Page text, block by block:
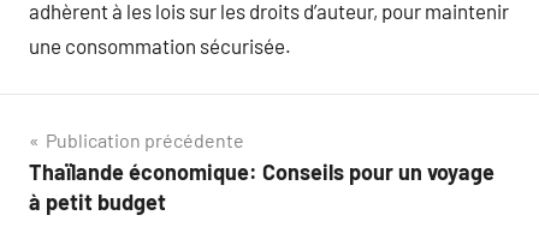
adhèrent à les lois sur les droits d’auteur, pour maintenir
une consommation sécurisée.
Navigation
de
Publication précédente
Thaïlande économique: Conseils pour un voyage
à petit budget